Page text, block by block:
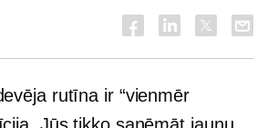
rutīna ir “vienmēr